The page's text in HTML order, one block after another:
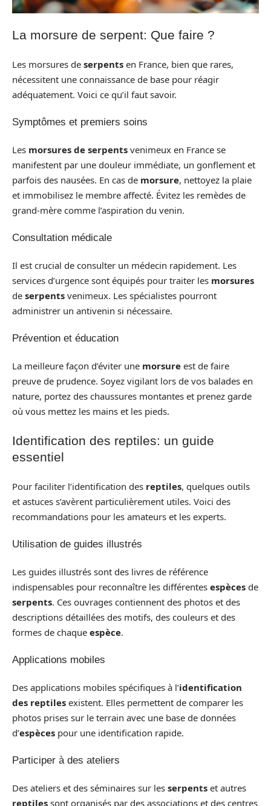
La morsure de serpent: Que faire ?
Les morsures de serpents en France, bien que rares,
nécessitent une connaissance de base pour réagir
adéquatement. Voici ce qu’il faut savoir.
Symptômes et premiers soins
Les morsures de serpents venimeux en France se
manifestent par une douleur immédiate, un gonflement et
parfois des nausées. En cas de morsure, nettoyez la plaie
et immobilisez le membre affecté. Évitez les remèdes de
grand-mère comme l’aspiration du venin.
Consultation médicale
Il est crucial de consulter un médecin rapidement. Les
services d’urgence sont équipés pour traiter les morsures
de serpents venimeux. Les spécialistes pourront
administrer un antivenin si nécessaire.
Prévention et éducation
La meilleure façon d’éviter une morsure est de faire
preuve de prudence. Soyez vigilant lors de vos balades en
nature, portez des chaussures montantes et prenez garde
où vous mettez les mains et les pieds.
Identification des reptiles: un guide
essentiel
Pour faciliter l’identification des reptiles, quelques outils
et astuces s’avèrent particulièrement utiles. Voici des
recommandations pour les amateurs et les experts.
Utilisation de guides illustrés
Les guides illustrés sont des livres de référence
indispensables pour reconnaître les différentes espèces de
serpents. Ces ouvrages contiennent des photos et des
descriptions détaillées des motifs, des couleurs et des
formes de chaque espèce.
Applications mobiles
Des applications mobiles spécifiques à l’identification
des reptiles existent. Elles permettent de comparer les
photos prises sur le terrain avec une base de données
d’espèces pour une identification rapide.
Participer à des ateliers
Des ateliers et des séminaires sur les serpents et autres
reptiles sont organisés par des associations et des centres